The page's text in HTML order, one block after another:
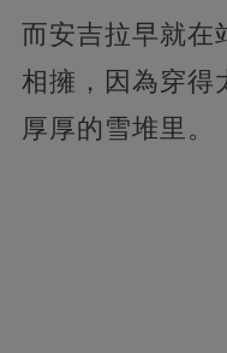
而安吉拉早就在
相擁，因為穿得
厚厚的雪堆里。